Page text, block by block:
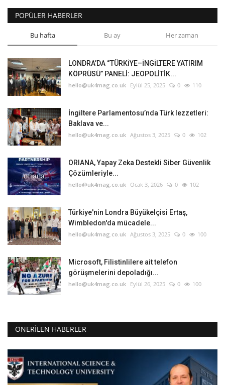
POPÜLER HABERLER
Bu hafta Bu ay Her zaman
LONDRA’DA “TÜRKİYE–İNGİLTERE YATIRIM
KÖPRÜSÜ” PANELİ: JEOPOLİTİK...
hello@uk4mag.co.uk Eylül 25, 2025 0 110
İngiltere Parlamentosu’nda Türk lezzetleri:
Baklava ve...
hello@uk4mag.co.uk Ağustos 3, 2025 0 102
ORIANA, Yapay Zeka Destekli Siber Güvenlik
Çözümleriyle...
hello@uk4mag.co.uk Ocak 3, 2026 0 102
Türkiye'nin Londra Büyükelçisi Ertaş,
Wimbledon'da mücadele...
hello@uk4mag.co.uk Ağustos 3, 2025 0 100
Microsoft, Filistinlilere ait telefon
görüşmelerini depoladığı...
hello@uk4mag.co.uk Eylül 26, 2025 0 100
ÖNERILEN HABERLER